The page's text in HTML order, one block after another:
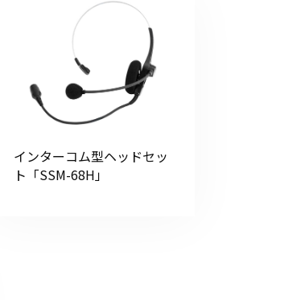
インターコム型ヘッドセッ
ト「SSM-68H」